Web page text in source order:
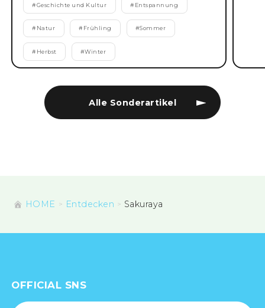
Alle Sonderartikel
#Geschichte und Kultur # Entspannung
# Natur # Frühling #Sommer
# Herbst #Winter
HOME Entdecken Sakuraya
OFFICIAL SNS